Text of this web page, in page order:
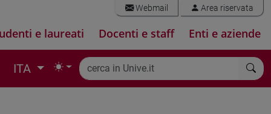
Webmail Area riservata
e laureati Docenti e staff Enti e aziende
ITA